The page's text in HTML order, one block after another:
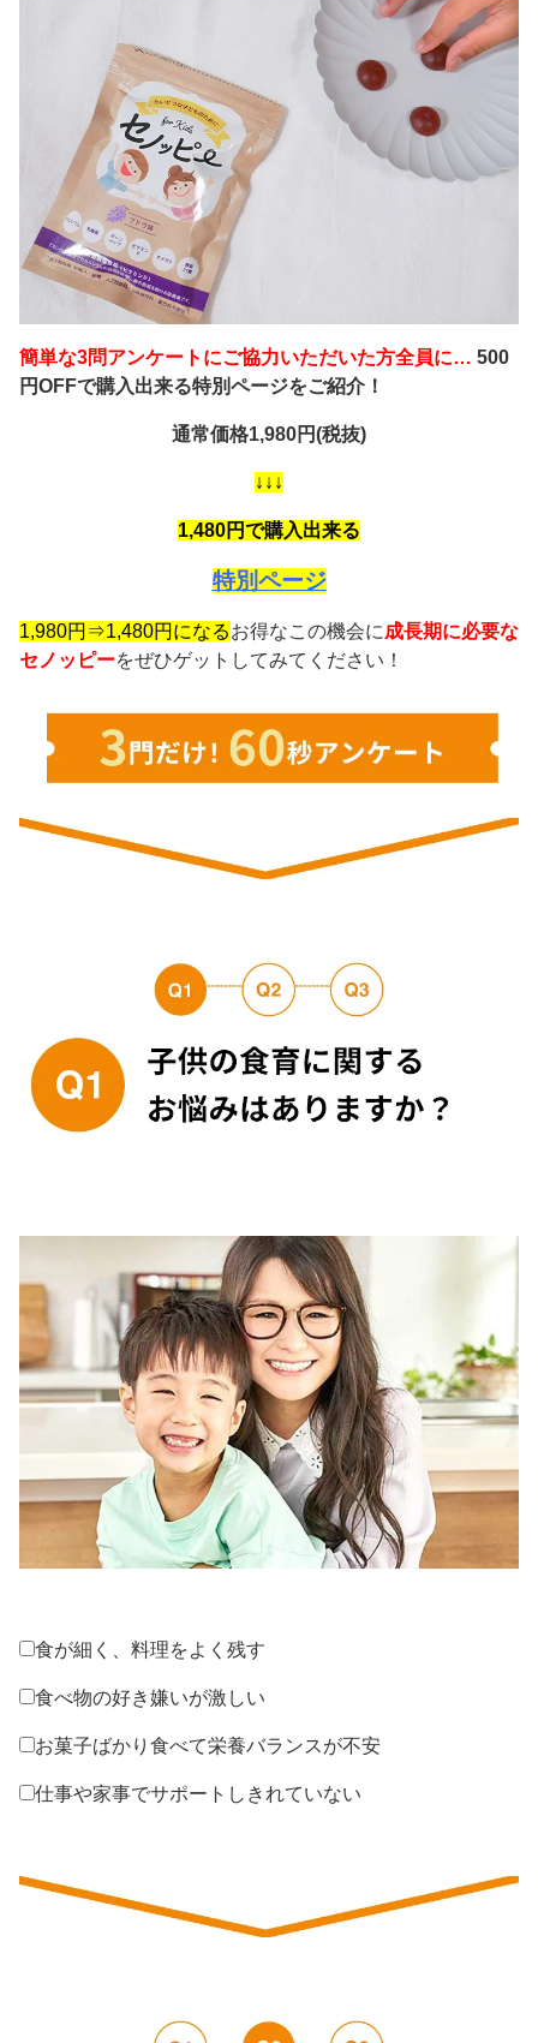
簡単な3問アンケートにご協力いただいた方全員に… 500
円OFFで購入出来る特別ページをご紹介！
通常価格1,980円(税抜)
↓↓↓
1,480円で購入出来る
特別ページ
1,980円⇒1,480円になるお得なこの機会に成長期に必要な
セノッピーをぜひゲットしてみてください！
食が細く、料理をよく残す
食べ物の好き嫌いが激しい
お菓子ばかり食べて栄養バランスが不安
仕事や家事でサポートしきれていない